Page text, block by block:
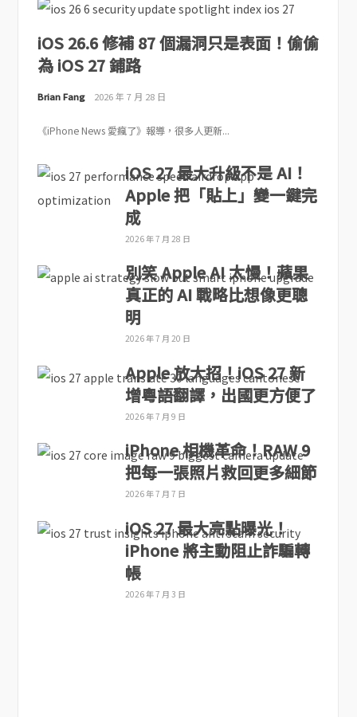
iOS 26.6 修補 87 個漏洞只是表面！偷偷
為 iOS 27 鋪路
Brian Fang 2026 年 7 月 28 日
《iPhone News 愛瘋了》報導，很多人更新...
iOS 27 最大升級不是 AI！
Apple 把「貼上」變一鍵完
成
2026 年 7 月 28 日
別笑 Apple AI 太慢！蘋果
真正的 AI 戰略比想像更聰
明
2026 年 7 月 20 日
Apple 放大招！iOS 27 新
增粵語翻譯，出國更方便了
2026 年 7 月 9 日
iPhone 相機革命！RAW 9
把每一張照片救回更多細節
2026 年 7 月 7 日
iOS 27 最大亮點曝光！
iPhone 將主動阻止詐騙轉
帳
2026 年 7 月 3 日